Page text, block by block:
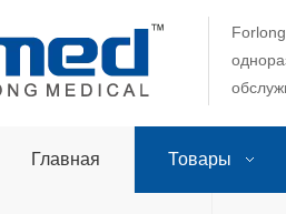
Главная Товары